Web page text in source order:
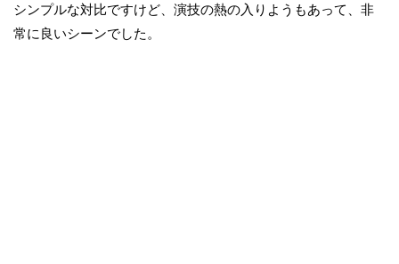
シンプルな対比ですけど、演技の熱の入りようもあって、非
常に良いシーンでした。